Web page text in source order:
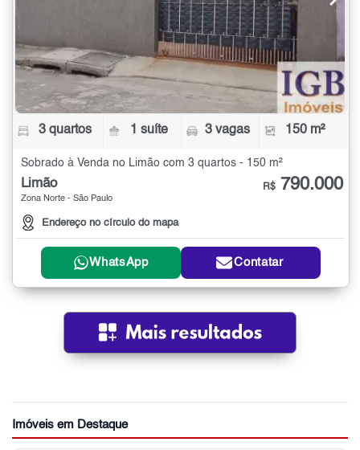
3 quartos 1 suíte 3 vagas 150 m²
Sobrado à Venda no Limão com 3 quartos - 150 m²
Limão
Zona Norte - São Paulo
Endereço no círculo do mapa
R$ 790.000
WhatsApp Contatar
Imóveis em Destaque